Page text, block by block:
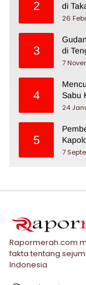
2
di
26
3
di
7
4
Sabu
24
5
7
Rapormerah.com
fakta tentang
Indonesia